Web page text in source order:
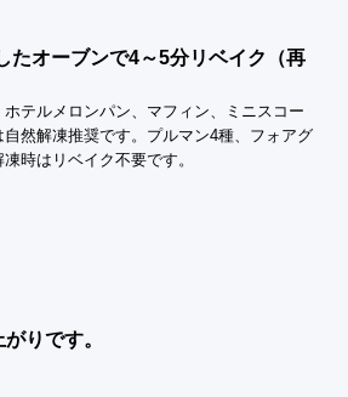
オーブンで4～5分リベイク（再
テルメロンパン、マフィン、ミニスコー
然解凍推奨です。プルマン4種、フォアグ
時はリベイク不要です。
りです。